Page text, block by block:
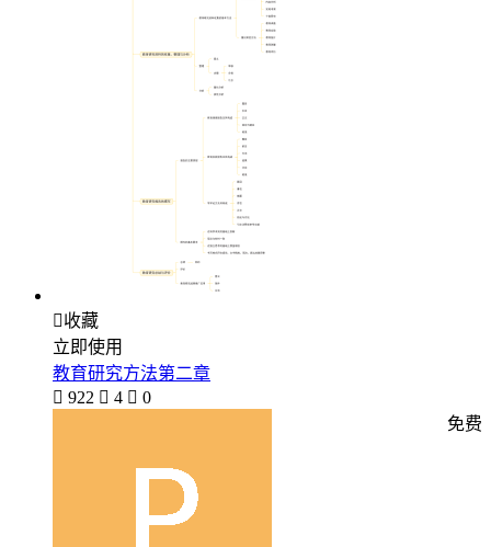
收藏
立即使用
教育研究方法第二章
 922  4  0
免费